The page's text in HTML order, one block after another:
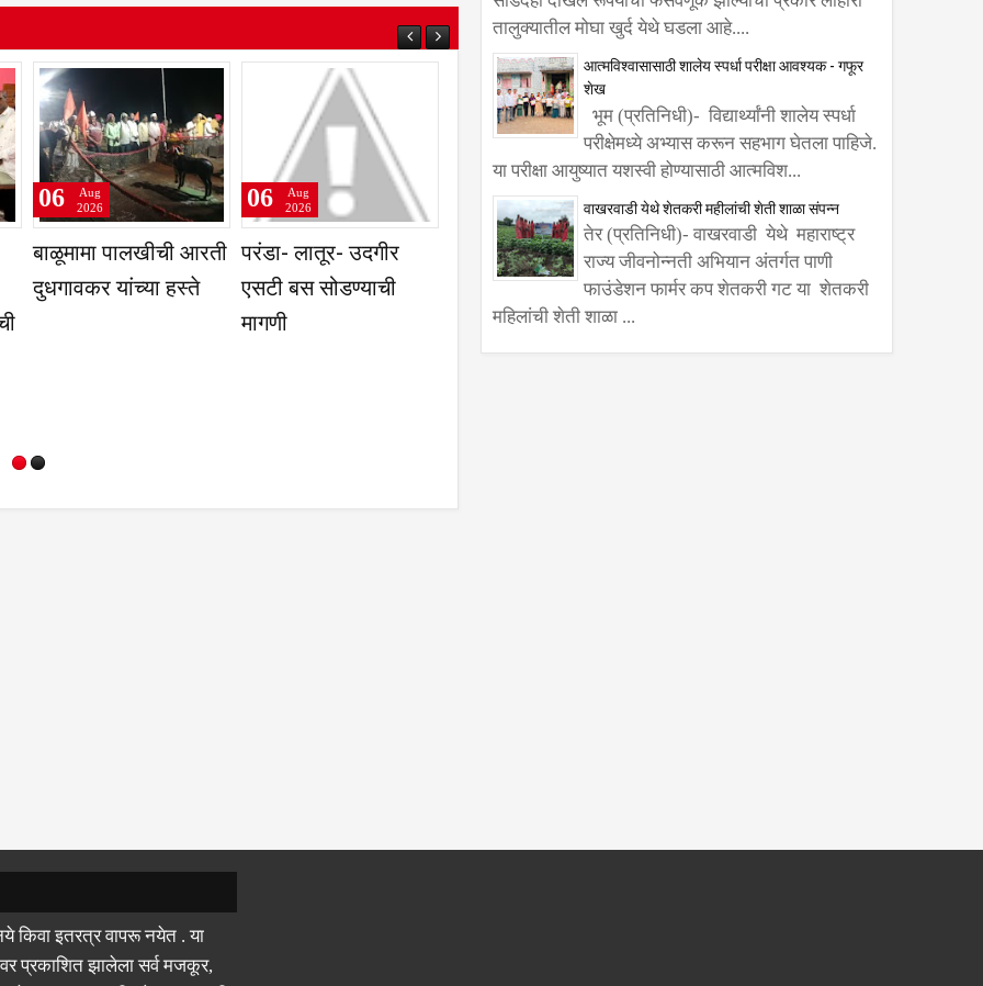
समिती,
गहू या
प्रवेश परीक्षांतील
टक्केवारी आणि
पर्सेंटाइलचा फरक समजून
06
Aug
2026
नगरसेवकांनी घेतली
विकास कामासंदर्भात
06
Aug
2026
तालुक्यातील मोघा खुर्द येथे घडला आहे....
आत्मविश्वासासाठी शालेय स्पर्धा परीक्षा आवश्यक - गफूर
शेख
भूम (प्रतिनिधी)- विद्यार्थ्यांनी शालेय स्पर्धा
परीक्षेमध्ये अभ्यास करून सहभाग घेतला पाहिजे.
या परीक्षा आयुष्यात यशस्वी होण्यासाठी आत्मविश...
वाखरवाडी येथे शेतकरी महीलांची शेती शाळा संपन्न
तेर (प्रतिनिधी)- वाखरवाडी येथे महाराष्ट्र
राज्य जीवनोन्नती अभियान अंतर्गत पाणी
फाउंडेशन फार्मर कप शेतकरी गट या शेतकरी
महिलांची शेती शाळा ...
किवा इतरत्र वापरू नयेत . या
प्रकाशित झालेला सर्व मजकूर,